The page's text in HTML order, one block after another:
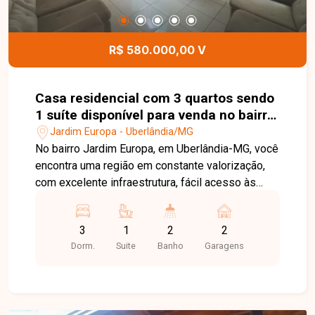
R$ 580.000,00 V
Casa residencial com 3 quartos sendo
1 suíte disponível para venda no bairro
Jardim Europa em Uberlândia-MG
Jardim Europa - Uberlândia/MG
No bairro Jardim Europa, em Uberlândia-MG, você
encontra uma região em constante valorização,
com excelente infraestrutura, fácil acesso às
supermercados, escolas, farmácias e diversos
comércios, proporcionando praticidade e
qualidade de vida. Casa disponível para venda
3
Dorm.
1
Suite
2
Banho
2
Garagens